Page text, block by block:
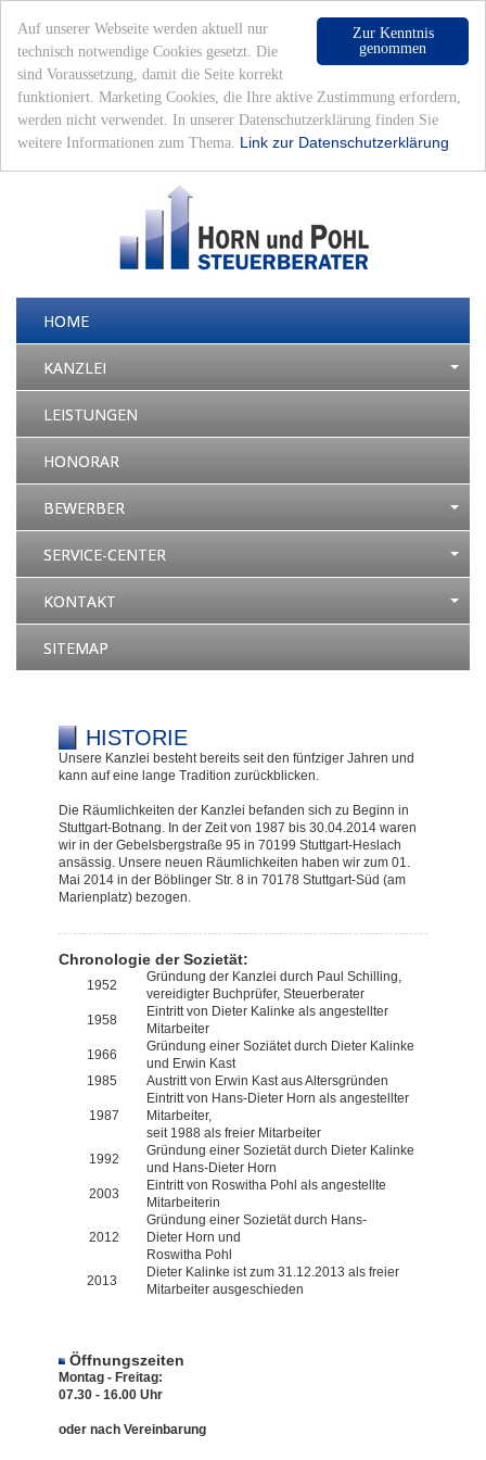
Zur Kenntnis
genommen
Auf unserer Webseite werden aktuell nur
technisch notwendige Cookies gesetzt. Die
sind Voraussetzung, damit die Seite korrekt
funktioniert. Marketing Cookies, die Ihre aktive Zustimmung erfordern,
werden nicht verwendet. In unserer Datenschutzerklärung finden Sie
weitere Informationen zum Thema. Link zur Datenschutzerklärung
Datenschutz| Impressum|Mandantenlogin|Sonntag, 9. August 2026 - 10:36 Uhr
HOME
KANZLEI
LEISTUNGEN
HONORAR
BEWERBER
SERVICE-CENTER
KONTAKT
SITEMAP
HISTORIE
Unsere Kanzlei besteht bereits seit den fünfziger Jahren und
kann auf eine lange Tradition zurückblicken.
Die Räumlichkeiten der Kanzlei befanden sich zu Beginn in
Stuttgart-Botnang. In der Zeit von 1987 bis 30.04.2014 waren
wir in der Gebelsbergstraße 95 in 70199 Stuttgart-Heslach
ansässig. Unsere neuen Räumlichkeiten haben wir zum 01.
Mai 2014 in der Böblinger Str. 8 in 70178 Stuttgart-Süd (am
Marienplatz) bezogen.
Chronologie der Sozietät:
1952
Gründung der Kanzlei durch Paul Schilling,
vereidigter Buchprüfer, Steuerberater
1958
Eintritt von Dieter Kalinke als angestellter
Mitarbeiter
1966
Gründung einer Soziätet durch Dieter Kalinke
und Erwin Kast
1985
Austritt von Erwin Kast aus Altersgründen
1987
Eintritt von Hans-Dieter Horn als angestellter
Mitarbeiter,
seit 1988 als freier Mitarbeiter
1992
Gründung einer Sozietät durch Dieter Kalinke
und Hans-Dieter Horn
2003
Eintritt von Roswitha Pohl als angestellte
Mitarbeiterin
2012
Gründung einer Sozietät durch Hans-
Dieter Horn und
Roswitha Pohl
2013
Dieter Kalinke ist zum 31.12.2013 als freier
Mitarbeiter ausgeschieden
Öffnungszeiten
Montag - Freitag:
07.30 - 16.00 Uhr
oder nach Vereinbarung